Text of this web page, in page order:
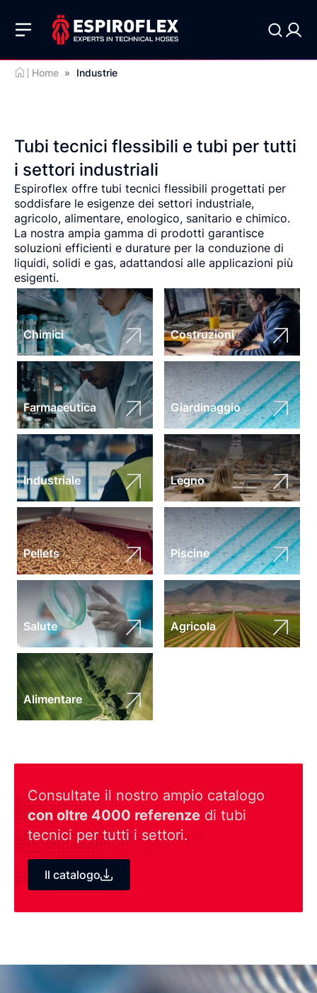
Home » Industrie
Tubi tecnici flessibili e tubi per tutti
i settori industriali
Espiroflex offre tubi tecnici flessibili progettati per
soddisfare le esigenze dei settori industriale,
agricolo, alimentare, enologico, sanitario e chimico.
La nostra ampia gamma di prodotti garantisce
soluzioni efficienti e durature per la conduzione di
liquidi, solidi e gas, adattandosi alle applicazioni più
esigenti.
Chimici Costruzioni
Farmaceutica Giardinaggio
Industriale Legno
Pellets Piscine
Salute Agricola
Alimentare
Consultate il nostro ampio catalogo
con oltre 4000 referenze di tubi
tecnici per tutti i settori.
Il catalogo